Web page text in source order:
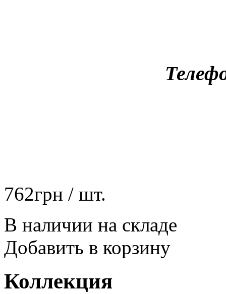
762грн / шт.
В наличии на складе
Добавить в корзину
Коллекция